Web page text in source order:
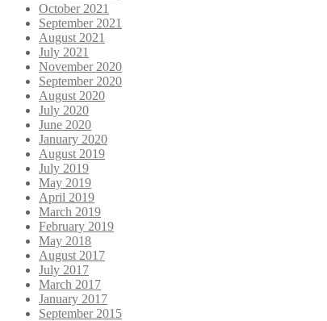
October 2021
September 2021
August 2021
July 2021
November 2020
September 2020
August 2020
July 2020
June 2020
January 2020
August 2019
July 2019
May 2019
April 2019
March 2019
February 2019
May 2018
August 2017
July 2017
March 2017
January 2017
September 2015